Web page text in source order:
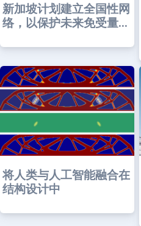
新加坡计划建立全国性网
络，以保护未来免受量...
将人类与人工智能融合在
结构设计中